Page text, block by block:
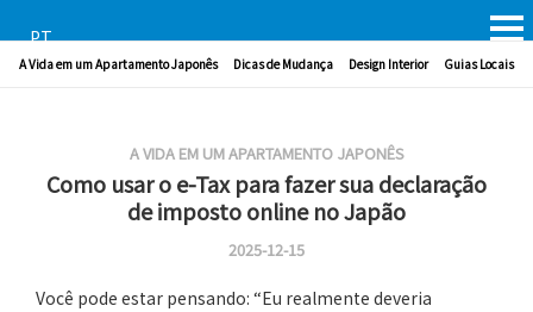
A Vida em um Apartamento Japonês Dicas de Mudança Design Interior Guias Locais
PT
A VIDA EM UM APARTAMENTO JAPONÊS
Como usar o e-Tax para fazer sua declaração
de imposto online no Japão
2025-12-15
Você pode estar pensando: “Eu realmente deveria